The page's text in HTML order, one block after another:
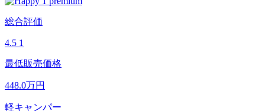
総合評価
4.5 1
最低販売価格
448.0万円
軽キャンパー